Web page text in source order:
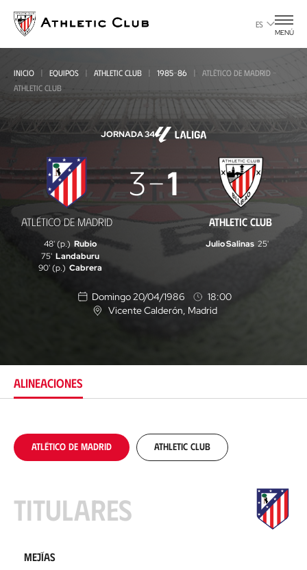
contenido
principal
ES
MENÚ
INICIO EQUIPOS ATHLETIC CLUB 1985-86
ATLÉTICO DE MADRID -
ATHLETIC CLUB
JORNADA 34
Atlético
de
Madrid
Athletic
ATLÉTICO DE MADRID
3 1
ATHLETIC CLUB
48' (p.) Rubio
75' Landaburu
90' (p.) Cabrera
Julio Salinas 25'
Domingo 20/04/1986
18:00
U
ó
Vicente Calderón , Madrid
ALINEACIONES
Atlético de Madrid Athletic Club
Titulares
Mejías